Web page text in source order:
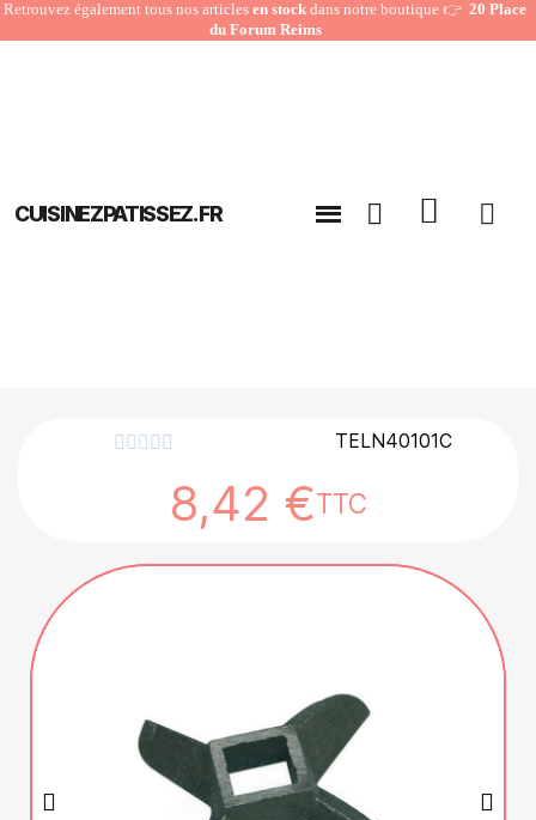
Retrouvez également tous nos articles en stock dans notre boutique 👉20 Place
du Forum Reims
CUISINEZPATISSEZ.FR
     TELN40101C
8,42 €TTC